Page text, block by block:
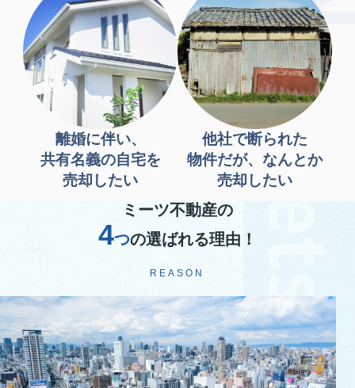
離婚に伴い、
共有名義の自宅を
売却したい
他社で断られた
物件だが、なんとか
売却したい
ミーツ不動産の
4つの選ばれる理由！
REASON